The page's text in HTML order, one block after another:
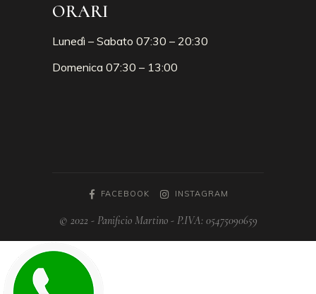
ORARI
Lunedì – Sabato 07:30 – 20:30
Domenica 07:30 – 13:00
FACEBOOK INSTAGRAM
© 2022 - Panificio Martino - P.IVA: 05475090659